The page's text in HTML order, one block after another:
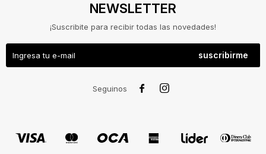
NEWSLETTER
¡Suscribite para recibir todas las novedades!
suscribirme
Seguinos  
NOSOTROS
Y